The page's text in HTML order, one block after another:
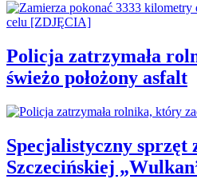
Policja zatrzymała
świeżo położony asfalt
Specjalistyczny sprzęt
Szczecińskiej